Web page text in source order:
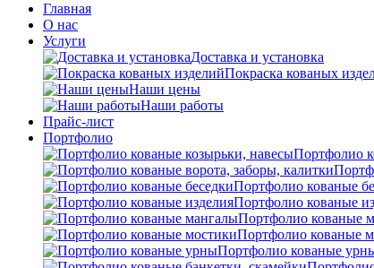
Главная
О нас
Услуги
Доставка и установка
Покраска кованых
Наши цены
Наши работы
Прайс-лист
Портфолио
Портфолио
Портфолио кованые
Портфолио кованые
Портфолио кованые
Портфолио кованые
Портфолио кованые